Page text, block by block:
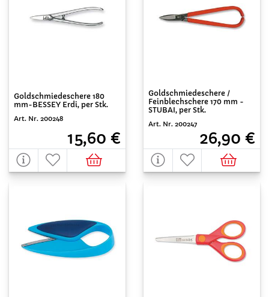
Goldschmiedeschere 180
mm-BESSEY Erdi, per Stk.
Art. Nr. 200248
15,60 €
Goldschmiedeschere /
Feinblechschere 170 mm -
STUBAI, per Stk.
Art. Nr. 200247
26,90 €